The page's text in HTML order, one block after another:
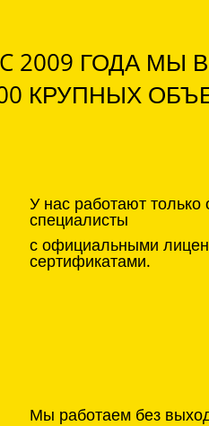
C 2009 ГОДА МЫ
КРУПНЫХ
У нас работают только
специалисты
с официальными
сертификатами.
Мы работаем без